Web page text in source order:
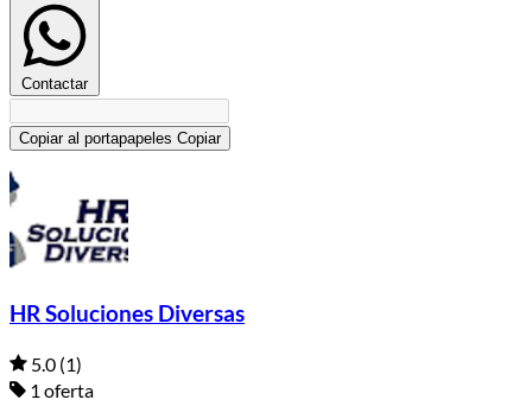
Contactar
Copiar al portapapeles Copiar
HR Soluciones Diversas
5.0 (1)
1 oferta